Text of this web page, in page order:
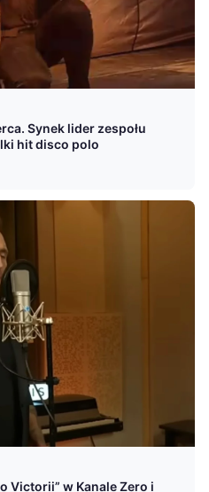
Synek lider zespołu
hit disco polo
Victorii” w Kanale Zero i